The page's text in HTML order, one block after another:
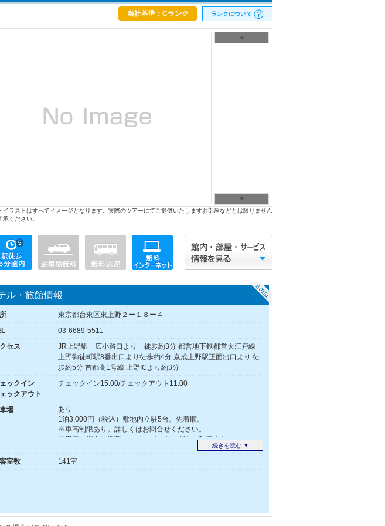
当社基準：Cランク ランクについて
ラストはすべてイメージとなります。実際のツアーにてご提供いたしますお部屋などとは限りません
承ください。
ル・旅館情報
東京都台東区東上野２ー１８ー４
03-6689-5511
セス
JR上野駅 広小路口より 徒歩約3分 都営地下鉄都営大江戸線
上野御徒町駅8番出口より徒歩約4分 京成上野駅正面出口より 徒
歩約5分 首都高1号線 上野ICより約3分
ックイン
ックアウト
チェックイン15:00/チェックアウト11:00
場
あり
1泊3,000円（税込）敷地内立駐5台。先着順。
※車高制限あり。詳しくはお問合せください。
※満車の場合は近隣のコインパーキングをご利用ください。
続きを読む ▼
室数 141室